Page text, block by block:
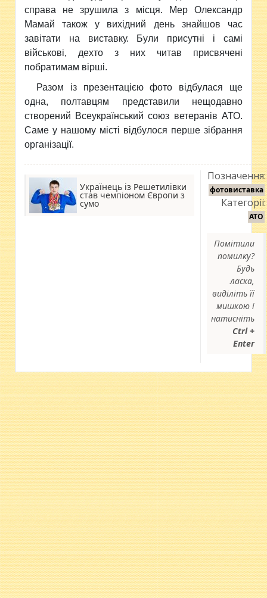
справа не зрушила з місця. Мер Олександр
Мамай також у вихідний день знайшов час
завітати на виставку. Були присутні і самі
військові, дехто з них читав присвячені
побратимам вірші.
Разом із презентацією фото відбулася ще
одна, полтавцям представили нещодавно
створений Всеукраїнський союз ветеранів АТО.
Саме у нашому місті відбулося перше зібрання
організації.
Українець із Решетилівки
став чемпіоном Європи з
сумо
Позначення:
фотовиставка
Категорії:
АТО
Помітили
помилку?
Будь
ласка,
виділіть її
мишкою і
натисніть
Ctrl +
Enter